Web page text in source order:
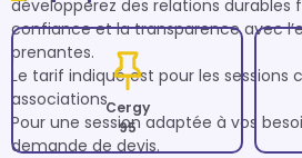
développerez des relations durables
confiance et la transparence avec
prenantes.
Le tarif indiqué est pour les sessions
associations.
Pour une session adaptée à vos
demande de devis.
Cergy
95